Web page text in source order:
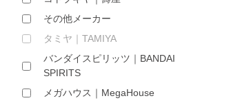
その他メーカー
タミヤ｜TAMIYA
バンダイスピリッツ｜BANDAI
SPIRITS
メガハウス｜MegaHouse